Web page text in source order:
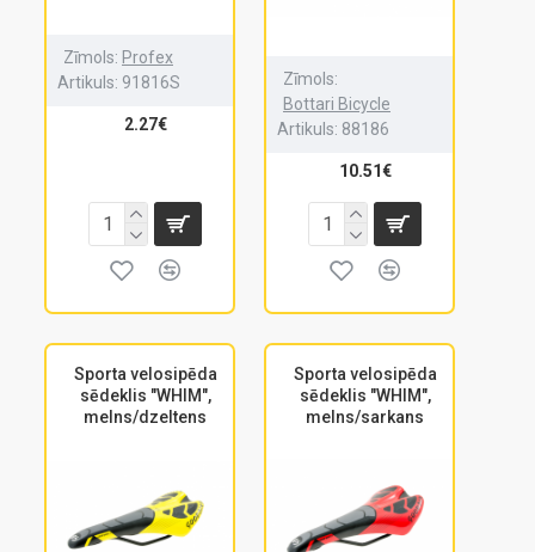
Zīmols: Profex
Artikuls: 91816S
2.27€
Zīmols:
Bottari Bicycle
Artikuls: 88186
10.51€
Sporta velosipēda
sēdeklis "WHIM",
melns/dzeltens
Sporta velosipēda
sēdeklis "WHIM",
melns/sarkans